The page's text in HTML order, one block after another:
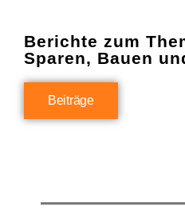
Berichte zum
Sparen, Bauen
Beiträge